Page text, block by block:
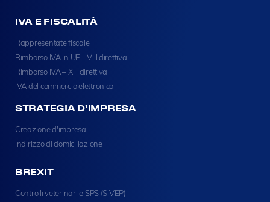
IVA E FISCALITÀ
Rappresentate fiscale
Rimborso IVA in UE - VIII direttiva
Rimborso IVA – XIII direttiva
IVA del commercio elettronico
STRATEGIA D’IMPRESA
Creazione d'impresa
Indirizzo di domiciliazione
BREXIT
Controlli veterinari e SPS (SIVEP)